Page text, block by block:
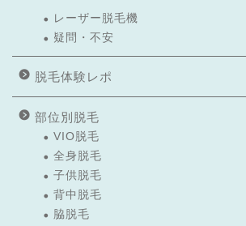
レーザー脱毛機
疑問・不安
脱毛体験レポ
部位別脱毛
VIO脱毛
全身脱毛
子供脱毛
背中脱毛
脇脱毛